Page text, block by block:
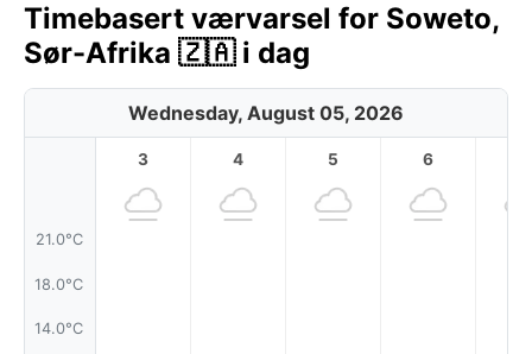
Timebasert værvarsel for Soweto,
Sør-Afrika 🇿🇦 i dag
Wednesday, August 05, 2026
21.0°C
18.0°C
14.0°C
3 4 5 6